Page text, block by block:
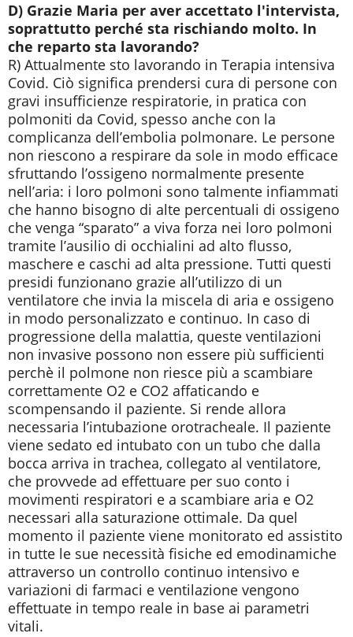
D) Grazie Maria per aver accettato l'intervista,
soprattutto perché sta rischiando molto. In
che reparto sta lavorando?
R) Attualmente sto lavorando in Terapia intensiva
Covid. Ciò significa prendersi cura di persone con
gravi insufficienze respiratorie, in pratica con
polmoniti da Covid, spesso anche con la
complicanza dell’embolia polmonare. Le persone
non riescono a respirare da sole in modo efficace
sfruttando l’ossigeno normalmente presente
nell’aria: i loro polmoni sono talmente infiammati
che hanno bisogno di alte percentuali di ossigeno
che venga “sparato” a viva forza nei loro polmoni
tramite l’ausilio di occhialini ad alto flusso,
maschere e caschi ad alta pressione. Tutti questi
presidi funzionano grazie all’utilizzo di un
ventilatore che invia la miscela di aria e ossigeno
in modo personalizzato e continuo. In caso di
progressione della malattia, queste ventilazioni
non invasive possono non essere più sufficienti
perchè il polmone non riesce più a scambiare
correttamente O2 e CO2 affaticando e
scompensando il paziente. Si rende allora
necessaria l’intubazione orotracheale. Il paziente
viene sedato ed intubato con un tubo che dalla
bocca arriva in trachea, collegato al ventilatore,
che provvede ad effettuare per suo conto i
movimenti respiratori e a scambiare aria e O2
necessari alla saturazione ottimale. Da quel
momento il paziente viene monitorato ed assistito
in tutte le sue necessità fisiche ed emodinamiche
attraverso un controllo continuo intensivo e
variazioni di farmaci e ventilazione vengono
effettuate in tempo reale in base ai parametri
vitali.